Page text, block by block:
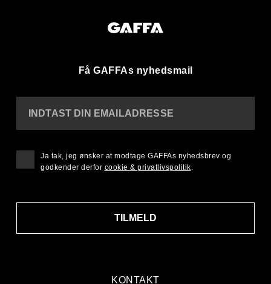
Få GAFFAs nyhedsmail
KONTAKT
INDTAST DIN EMAILADRESSE
TILMELD
Ja tak, jeg ønsker at modtage GAFFAs nyhedsbrev og
godkender derfor cookie & privatlivspolitik.